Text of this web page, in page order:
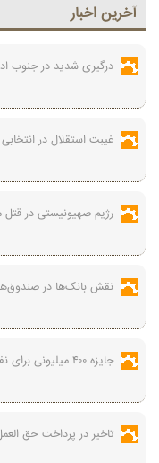
آخرين اخبار
درگیری شدید در جنوب
غیبت استقلال در
رژیم صهیونیستی در
نقش بانک‌ها در
جایزه ۴۰۰ میلیونی برای نفر اول برگزیده جشنواره رازی
تاخیر در پرداخت حق